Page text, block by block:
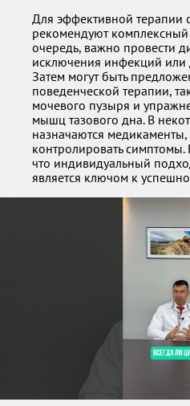
Для эффективной терапии
рекомендуют
очередь, важно провести
исключения инфекций или
Затем могут быть
поведенческой терапии,
мочевого пузыря и
мышц тазового дна. В
назначаются
контролировать
что индивидуальный
является ключом к